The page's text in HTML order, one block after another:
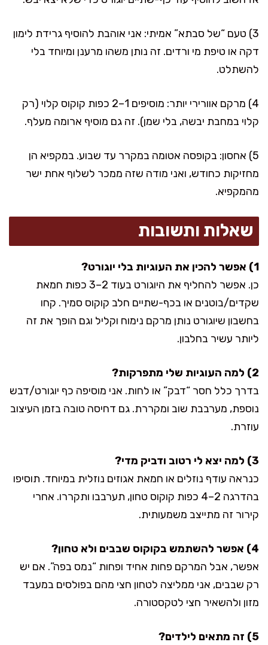
3) טעם “של סבתא” אמיתי: אני אוהבת להוסיף גרידת לימון
דקה או טיפת מי ורדים. זה נותן משהו מרענן ומיוחד בלי
להשתלט.
4) מרקם אוורירי יותר: מוסיפים 1–2 כפות קוקוס קלוי (רק
קלוי במחבת יבשה, בלי שמן). זה גם מוסיף ארומה מעלף.
5) אחסון: בקופסה אטומה במקרר עד שבוע. במקפיא הן
מחזיקות כחודש, ואני מודה שזה ממכר לשלוף אחת ישר
מהמקפיא.
שאלות ותשובות
1) אפשר להכין את העוגיות בלי יוגורט?
כן. אפשר להחליף את היוגורט בעוד 2–3 כפות חמאת
שקדים/בוטנים או בכף-שתיים חלב קוקוס סמיך. קחו
בחשבון שיוגורט נותן מרקם נימוח וקליל וגם הופך את זה
ליותר עשיר בחלבון.
2) למה העוגיות שלי מתפרקות?
בדרך כלל חסר “דבק” או לחות. אני מוסיפה כף יוגורט/דבש
נוספת, מערבבת שוב ומקררת. גם דחיסה טובה בזמן העיצוב
עוזרת.
3) למה יצא לי רטוב ודביק מדי?
כנראה עודף נוזלים או חמאת אגוזים נוזלית במיוחד. תוסיפו
בהדרגה 2–4 כפות קוקוס טחון, תערבבו ותקררו. אחרי
קירור זה מתייצב משמעותית.
4) אפשר להשתמש בקוקוס שבבים ולא טחון?
אפשר, אבל המרקם פחות אחיד ופחות “נמס בפה”. אם יש
רק שבבים, אני ממליצה לטחון חצי מהם בפולסים במעבד
מזון ולהשאיר חצי לטקסטורה.
5) זה מתאים לילדים?